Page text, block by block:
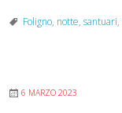
Foligno, notte, santuari,
6 MARZO 2023